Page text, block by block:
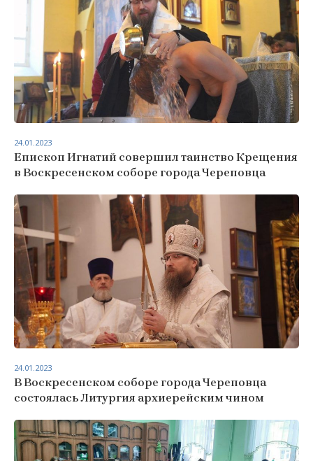
Епископ Игнатий совершил таинство Крещения
в Воскресенском соборе города Череповца
24.01.2023
В Воскресенском соборе города Череповца
состоялась Литургия архиерейским чином
24.01.2023